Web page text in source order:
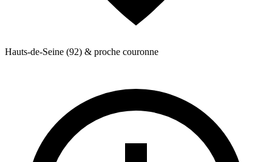
Hauts-de-Seine (92) & proche couronne